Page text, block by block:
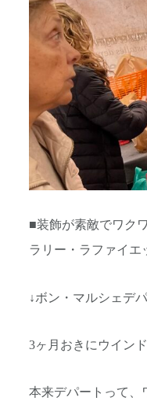
■装飾が素敵でワク
ラリー・ラファイエ
↓ボン・マルシェデ
3ヶ月おきにウイン
本来デパートって、